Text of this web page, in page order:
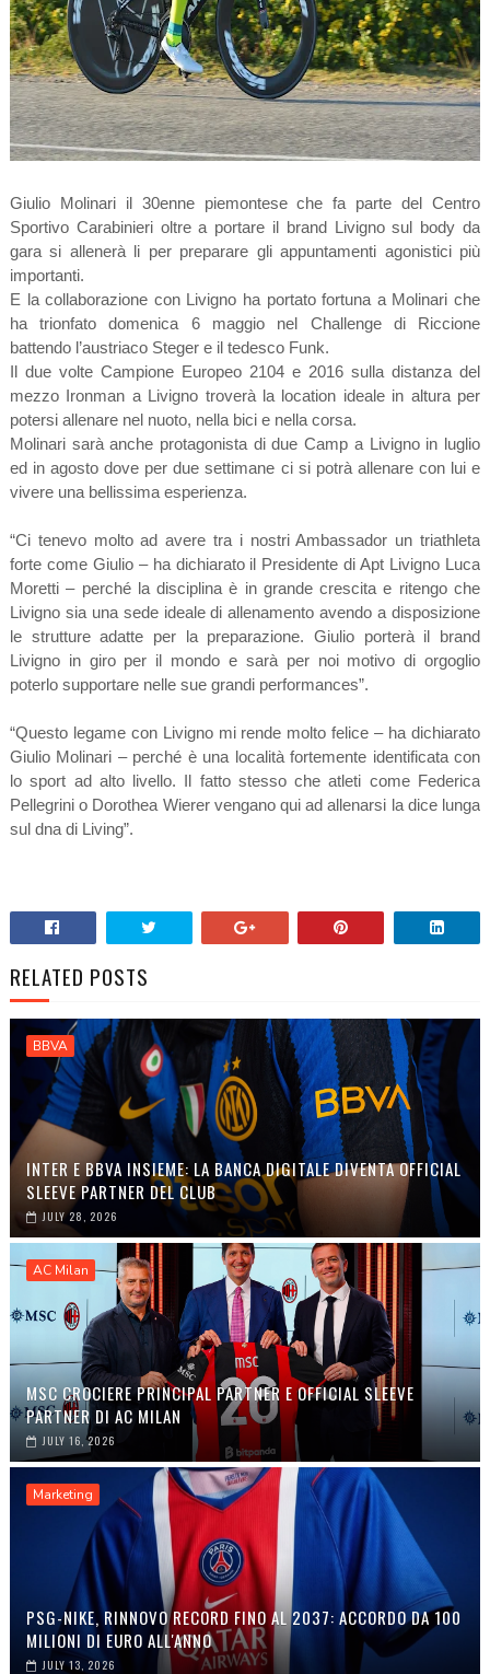
Giulio Molinari il 30enne piemontese che fa parte del Centro
Sportivo Carabinieri oltre a portare il brand Livigno sul body da
gara si allenerà li per preparare gli appuntamenti agonistici più
importanti.
E la collaborazione con Livigno ha portato fortuna a Molinari che
ha trionfato domenica 6 maggio nel Challenge di Riccione
battendo l’austriaco Steger e il tedesco Funk.
Il due volte Campione Europeo 2104 e 2016 sulla distanza del
mezzo Ironman a Livigno troverà la location ideale in altura per
potersi allenare nel nuoto, nella bici e nella corsa.
Molinari sarà anche protagonista di due Camp a Livigno in luglio
ed in agosto dove per due settimane ci si potrà allenare con lui e
vivere una bellissima esperienza.
“Ci tenevo molto ad avere tra i nostri Ambassador un triathleta
forte come Giulio – ha dichiarato il Presidente di Apt Livigno Luca
Moretti – perché la disciplina è in grande crescita e ritengo che
Livigno sia una sede ideale di allenamento avendo a disposizione
le strutture adatte per la preparazione. Giulio porterà il brand
Livigno in giro per il mondo e sarà per noi motivo di orgoglio
poterlo supportare nelle sue grandi performances”.
“Questo legame con Livigno mi rende molto felice – ha dichiarato
Giulio Molinari – perché è una località fortemente identificata con
lo sport ad alto livello. Il fatto stesso che atleti come Federica
Pellegrini o Dorothea Wierer vengano qui ad allenarsi la dice lunga
sul dna di Living”.
RELATED POSTS
BBVA
INTER E BBVA INSIEME: LA BANCA DIGITALE DIVENTA OFFICIAL
SLEEVE PARTNER DEL CLUB
JULY 28, 2026
AC Milan
MSC CROCIERE PRINCIPAL PARTNER E OFFICIAL SLEEVE
PARTNER DI AC MILAN
JULY 16, 2026
Marketing
PSG-NIKE, RINNOVO RECORD FINO AL 2037: ACCORDO DA 100
MILIONI DI EURO ALL'ANNO
JULY 13, 2026